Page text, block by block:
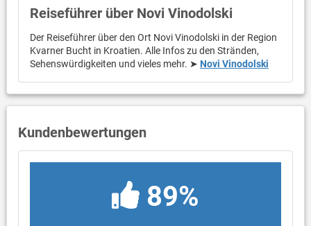
Reiseführer über Novi Vinodolski
Der Reiseführer über den Ort Novi Vinodolski in der Region
Kvarner Bucht in Kroatien. Alle Infos zu den Stränden,
Sehenswürdigkeiten und vieles mehr. ➤ Novi Vinodolski
Kundenbewertungen
89%